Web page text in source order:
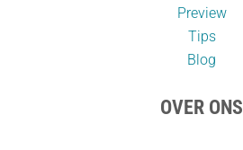
Preview
Tips
Blog
OVER ONS